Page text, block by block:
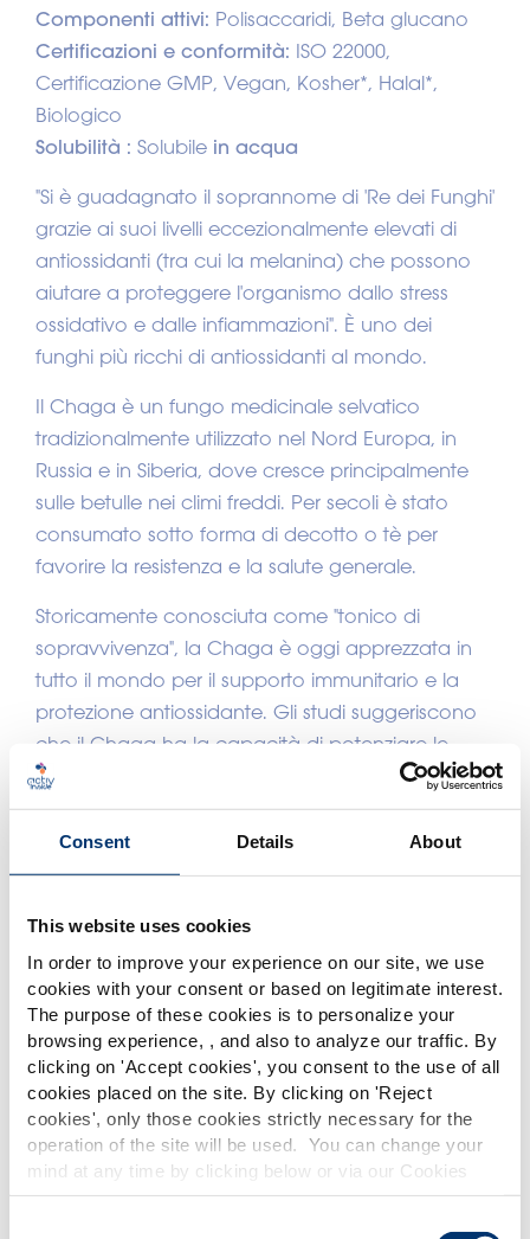
Consent Details About
This website uses cookies
In order to improve your experience on our site, we use
cookies with your consent or based on legitimate interest.
The purpose of these cookies is to personalize your
browsing experience, , and also to analyze our traffic. By
clicking on 'Accept cookies', you consent to the use of all
cookies placed on the site. By clicking on 'Reject
cookies', only those cookies strictly necessary for the
operation of the site will be used. You can change your
mind at any time by clicking below or via our Cookies
Policy.
Please select your market
Global USA
This website is intended exclusively for
professional clients in the the health,
pharmaceutical and food supplement
Componenti attivi: Polisaccaridi, Beta glucano
Certificazioni e conformità: ISO 22000,
Certificazione GMP, Vegan, Kosher*, Halal*,
Biologico
Solubilità : Solubile in acqua
"Si è guadagnato il soprannome di 'Re dei Funghi'
grazie ai suoi livelli eccezionalmente elevati di
antiossidanti (tra cui la melanina) che possono
aiutare a proteggere l'organismo dallo stress
ossidativo e dalle infiammazioni". È uno dei
funghi più ricchi di antiossidanti al mondo.
Il Chaga è un fungo medicinale selvatico
tradizionalmente utilizzato nel Nord Europa, in
Russia e in Siberia, dove cresce principalmente
sulle betulle nei climi freddi. Per secoli è stato
consumato sotto forma di decotto o tè per
favorire la resistenza e la salute generale.
Storicamente conosciuta come "tonico di
sopravvivenza", la Chaga è oggi apprezzata in
tutto il mondo per il supporto immunitario e la
protezione antiossidante. Gli studi suggeriscono
che il Chaga ha la capacità di potenziare le
cellule immunitarie. Inoltre, il suo elevato
contenuto di antiossidanti può trasferire gli effetti
antinfiammatori associati all'immunità e alla pelle.
Health benefits
Immunità: The most antioxidant-rich functional
mushroom for cellular protection
La pelle: The most antioxidant-rich functional
mushroom for cellular protection
Our products
PR-0480
Chaga EX 4:1 CO
IMMUNITÀ LA PELLE
Contattaci